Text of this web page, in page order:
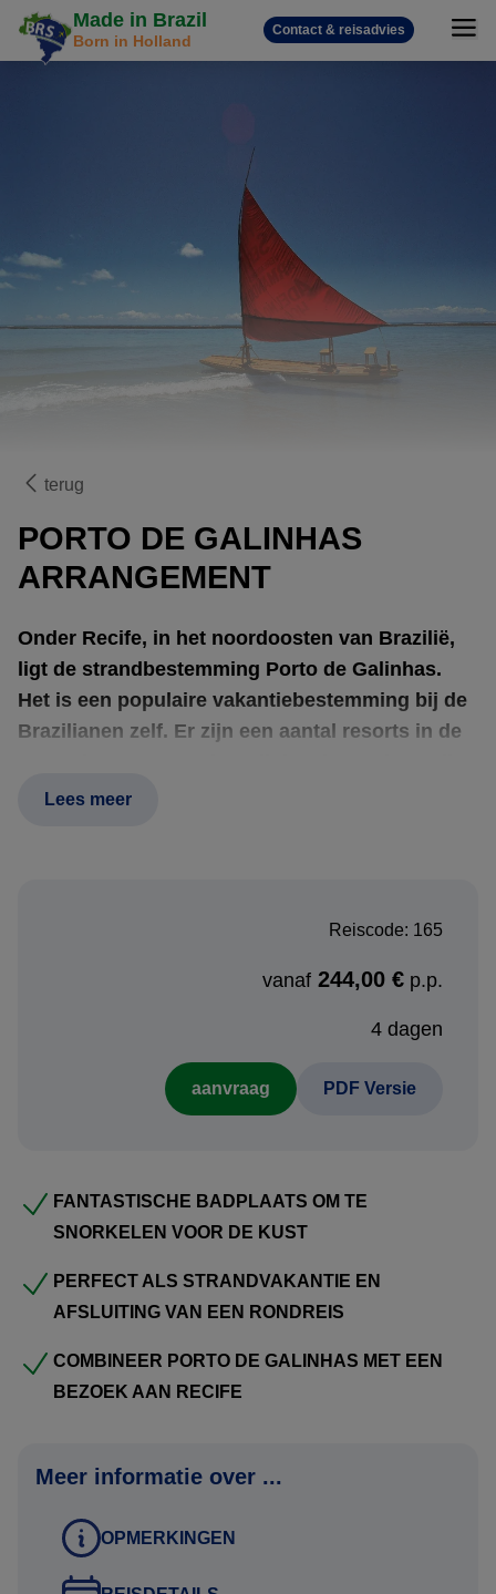
Made in Brazil
Born in Holland
Contact & reisadvies
terug
PORTO DE GALINHAS
ARRANGEMENT
Onder Recife, in het noordoosten van Brazilië,
ligt de strandbestemming Porto de Galinhas.
Het is een populaire vakantiebestemming bij de
Brazilianen zelf. Er zijn een aantal resorts in de
plaatsje met bars, winkeltjes, restaurants en een
te boeken of op te nemen in een rondreis? Neem contact
met ons op en ontvang een persoonlijk reisvoorstel.
Voordelen reisvoorstel:
Uw persoonlijke reisvoorstel stellen wij gratis en
vrijblijvend voor u samen. U bent dus nergens aan
binnen één werkdag.
Flexibiliteit:
Inkorten of verlengen: Bent u in hoofdlijnen geïnteresseerd
bestemming in Brazilië? Geen probleem; wij verwerken dit
in uw persoonlijke reisvoorstel.
Exacte reissom wordt berekend, rekening houdend
Lees meer
Reiscode: 165
vanaf 244,00 € p.p.
4 dagen
aanvraag PDF Versie
FANTASTISCHE BADPLAATS OM TE
SNORKELEN VOOR DE KUST
PERFECT ALS STRANDVAKANTIE EN
AFSLUITING VAN EEN RONDREIS
COMBINEER PORTO DE GALINHAS MET EEN
BEZOEK AAN RECIFE
Meer informatie over ...
OPMERKINGEN